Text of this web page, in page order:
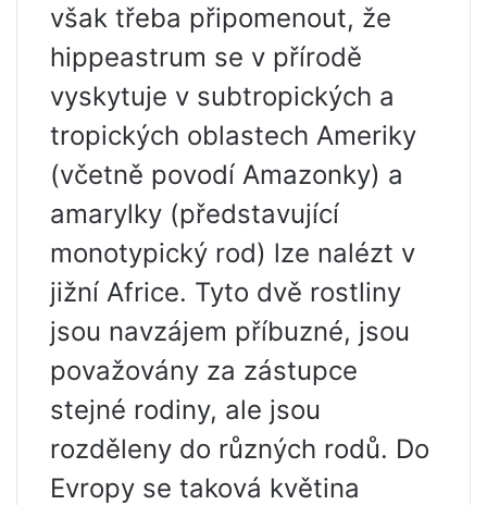
však třeba připomenout, že
hippeastrum se v přírodě
vyskytuje v subtropických a
tropických oblastech Ameriky
(včetně povodí Amazonky) a
amarylky (představující
monotypický rod) lze nalézt v
jižní Africe. Tyto dvě rostliny
jsou navzájem příbuzné, jsou
považovány za zástupce
stejné rodiny, ale jsou
rozděleny do různých rodů. Do
Evropy se taková květina